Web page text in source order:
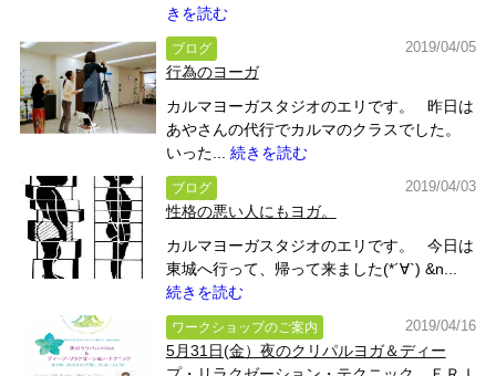
きを読む
ブログ 2019/04/05
行為のヨーガ
カルマヨーガスタジオのエリです。 昨日は
あやさんの代行でカルマのクラスでした。
いった... 続きを読む
ブログ 2019/04/03
性格の悪い人にもヨガ。
カルマヨーガスタジオのエリです。 今日は
東城へ行って、帰って来ました(*´∀`) &n...
続きを読む
ワークショップのご案内 2019/04/16
5月31日(金）夜のクリパルヨガ＆ディー